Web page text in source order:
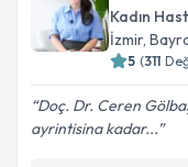
Kadın
İzmir,
5 (311
Doç. Dr. Ceren
ayrintisina kadar...